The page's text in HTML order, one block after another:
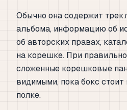
Обычно она содержит
альбома, информацию об
об авторских правах,
на корешке. При
сложенные корешковые
видимыми, пока бокс стоит
полке.